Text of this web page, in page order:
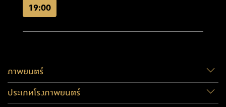
19:00
ภาพยนตร์
ประเภทโรงภาพยนตร์